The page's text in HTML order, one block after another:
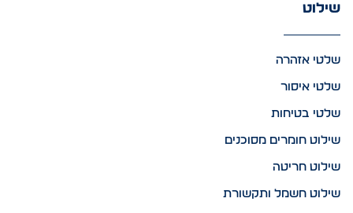
שילוט
שלטי אזהרה
שלטי איסור
שלטי בטיחות
שילוט חומרים מסוכנים
שילוט חריטה
שילוט חשמל ותקשורת